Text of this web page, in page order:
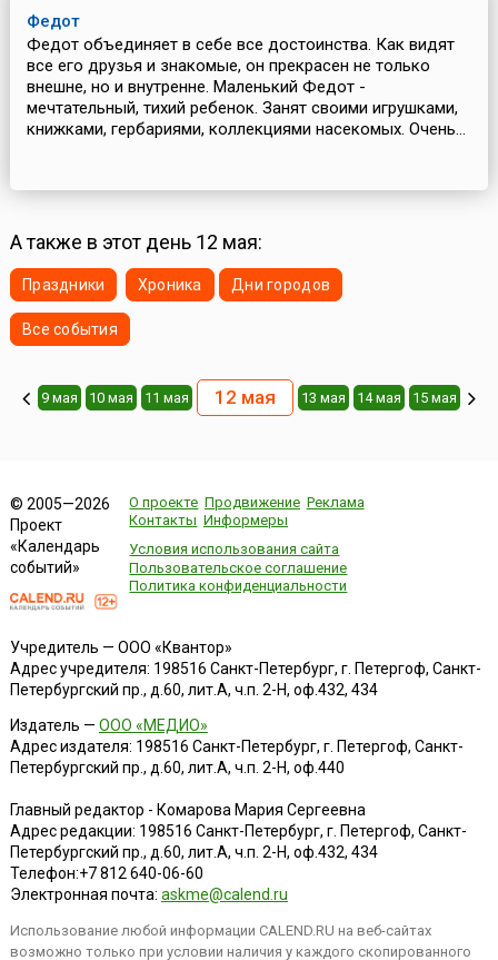
Федот
Федот объединяет в себе все достоинства. Как видят
все его друзья и знакомые, он прекрасен не только
внешне, но и внутренне. Маленький Федот -
мечтательный, тихий ребенок. Занят своими игрушками,
книжками, гербариями, коллекциями насекомых. Очень...
А также в этот день 12 мая:
Праздники Хроника Дни городов
Все события
9 мая 10 мая 11 мая 12 мая 13 мая 14 мая 15 мая
© 2005—2026
Проект
«Календарь
событий»
О проекте Продвижение Реклама
Контакты Информеры
Условия использования сайта
Пользовательское соглашение
Политика конфиденциальности
Учредитель — ООО «Квантор»
Адрес учредителя: 198516 Санкт-Петербург, г. Петергоф, Санкт-
Петербургский пр., д.60, лит.А, ч.п. 2-Н, оф.432, 434
Издатель — ООО «МЕДИО»
Адрес издателя: 198516 Санкт-Петербург, г. Петергоф, Санкт-
Петербургский пр., д.60, лит.А, ч.п. 2-Н, оф.440
Главный редактор - Комарова Мария Сергеевна
Адрес редакции: 198516 Санкт-Петербург, г. Петергоф, Санкт-
Петербургский пр., д.60, лит.А, ч.п. 2-Н, оф.432, 434
Телефон:+7 812 640-06-60
Электронная почта: askme@calend.ru
Использование любой информации CALEND.RU на веб-сайтах
возможно только при условии наличия у каждого скопированного